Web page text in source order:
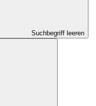
Suchbegriff leeren